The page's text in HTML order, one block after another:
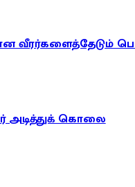
வீரர்களைத்தேடும்
அடித்துக் கொலை